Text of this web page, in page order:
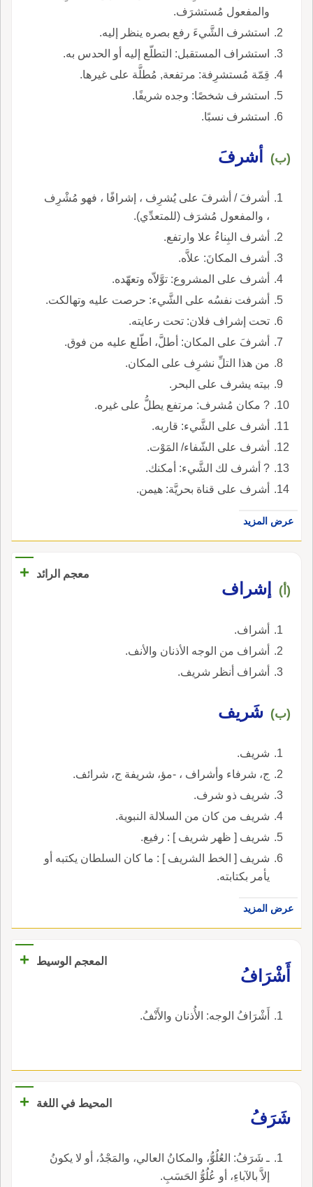
والمفعول مُستشرَف.
استشرف الشَّيءَ رفع بصره ينظر إليه.
استشراف المستقبل: التطلّع إليه أو الحدس به.
قِمّة مُستشرِفة: مرتفعة, مُطلَّة على غيرها.
استشرف شخصًا: وجده شريفًا.
استشرف نسبًا.
(ب) أشرفَ
أشرفَ / أشرفَ على يُشرِف ، إشرافًا ، فهو مُشْرِف
، والمفعول مُشرَف (للمتعدِّي).
أشرف البِناءُ علا وارتفع.
أشرف المكانَ: علاَّه.
أشرف على المشروع: توَّلاّه وتعهّده.
أشرفت نفسُه على الشَّيء: حرصت عليه وتهالكت.
تحت إشراف فلان: تحت رعايته.
أشرفَ على المكان: أطلَّ، اطّلع عليه من فوق.
من هذا التلِّ نشرِف على المكان.
بيته يشرف على البحر.
? مكان مُشرف: مرتفع يطلُّ على غيره.
أشرف على الشَّيء: قاربه.
أشرف على الشّفاء/ المَوْت.
? أشرف لك الشَّيء: أمكنك.
أشرف على قناة بحريَّة: هيمن.
عرض المزيد
معجم الرائد +
(أ) إشراف
أشراف.
أشراف من الوجه الأذنان والأنف.
أشراف أنظر شريف.
(ب) شَريف
شريف.
ج، شرفاء وأشراف ، -مؤ، شريفة ج، شرائف.
شريف ذو شرف.
شريف من كان من السلالة النبوية.
شريف [ ظهر شريف ] : رفيع.
شريف [ الخط الشريف ] : ما كان السلطان يكتبه أو
يأمر بكتابته.
عرض المزيد
المعجم الوسيط
+
أَشْرَافُ
أَشْرَافُ الوجه: الأُذنان والأَنْفُ.
المحيط في اللغة
+
شَرَفُ
ـ شَرَفُ: العُلُوُّ، والمكانُ العالي، والمَجْدُ، أو لا يكونُ
إلاَّ بالآباءِ، أو عُلُوُّ الحَسَبِ.